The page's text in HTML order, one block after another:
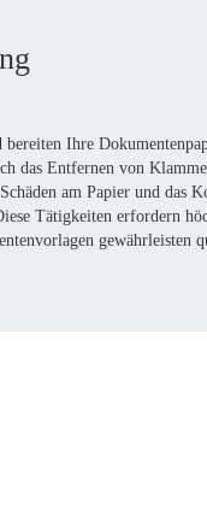
Ihre
das Entfernen von
am Papier und das
Tätigkeiten erfordern
gewährleisten